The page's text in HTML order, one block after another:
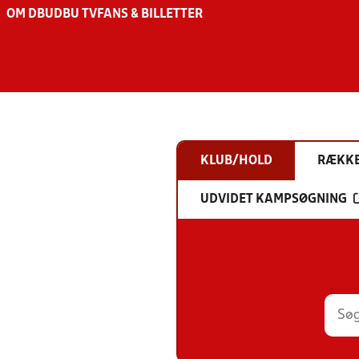
OM DBU DBU TV FANS & BILLETTER
KLUB/HOLD
UDVIDET KAMPSØGNING